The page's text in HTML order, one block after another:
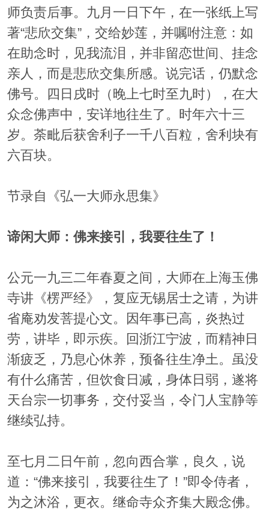
师负责后事。九月一日下午，在一张纸上写
著“悲欣交集”，交给妙莲，并嘱咐注意：如
在助念时，见我流泪，并非留恋世间、挂念
亲人，而是悲欣交集所感。说完话，仍默念
佛号。四日戌时（晚上七时至九时），在大
众念佛声中，安详地往生了。时年六十三
岁。荼毗后获舍利子一千八百粒，舍利块有
六百块。
节录自《弘一大师永思集》
谛闲大师：佛来接引，我要往生了！
公元一九三二年春夏之间，大师在上海玉佛
寺讲《楞严经》，复应无锡居士之请，为讲
省庵劝发菩提心文。因年事已高，炎热过
劳，讲毕，即示疾。回浙江宁波，而精神日
渐疲乏，乃息心休养，预备往生净土。虽没
有什么痛苦，但饮食日减，身体日弱，遂将
天台宗一切事务，交付妥当，令门人宝静等
继续弘持。
至七月二日午前，忽向西合掌，良久，说
道：“佛来接引，我要往生了！”即令侍者，
为之沐浴，更衣。继命寺众齐集大殿念佛。